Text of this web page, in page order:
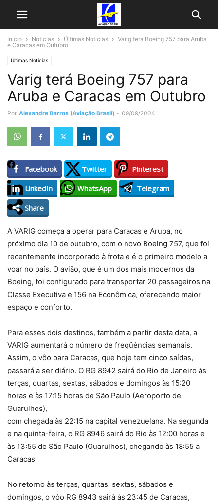
Início Notícias Últimas Noticias
Varig terá Boeing 757 para Aruba
e Caracas em Outubro
Últimas Noticias
Varig terá Boeing 757 para
Aruba e Caracas em Outubro
Por Alexandre Barros (Aviação Brasil) - 09/09/2004
Facebook Twitter
Pinterest
LinkedIn
WhatsApp
Telegram
Share
A VARIG começa a operar para Caracas e Aruba, no
próximo dia 10 de outubro, com o novo Boeing 757, que foi
recentemente incorporado à frota e é o primeiro modelo a
voar no país. O avião, que é um dos mais modernos da
Boeing, foi configurado para transportar 20 passageiros na
Classe Executiva e 156 na Econômica, oferecendo maior
espaço e conforto.
Para esses dois destinos, também a partir desta data, a
VARIG aumentará o número de freqüências semanais.
Assim, o vôo para Caracas, que hoje tem cinco saídas,
passará a ser diário. O RG 8942 sairá do Rio de Janeiro às
terças, quartas, sextas, sábados e domingos às 15:20
horas e às 17:15 horas de São Paulo (Aeroporto de
Guarulhos),
com chegada às 22:15 na capital venezuelana. Na segunda
e na quinta-feira, o RG 8946 sairá do Rio às 12:00 horas e
às 13:55 de São Paulo (Guarulhos), chegando às 18:55 a
Caracas.
No retorno às terças, quartas, sextas, sábados e
domingos, o vôo RG 8943 sairá às 23:45 de Caracas,